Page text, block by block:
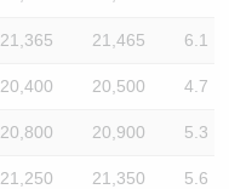
21,365 21,465 6.1
20,400 20,500 4.7
20,800 20,900 5.3
21,250 21,350 5.6